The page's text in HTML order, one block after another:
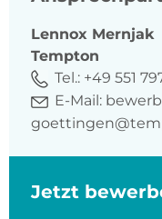
Lennox Mernjak
Tempton
Tel.: +49 551
E-Mail:
Jetzt